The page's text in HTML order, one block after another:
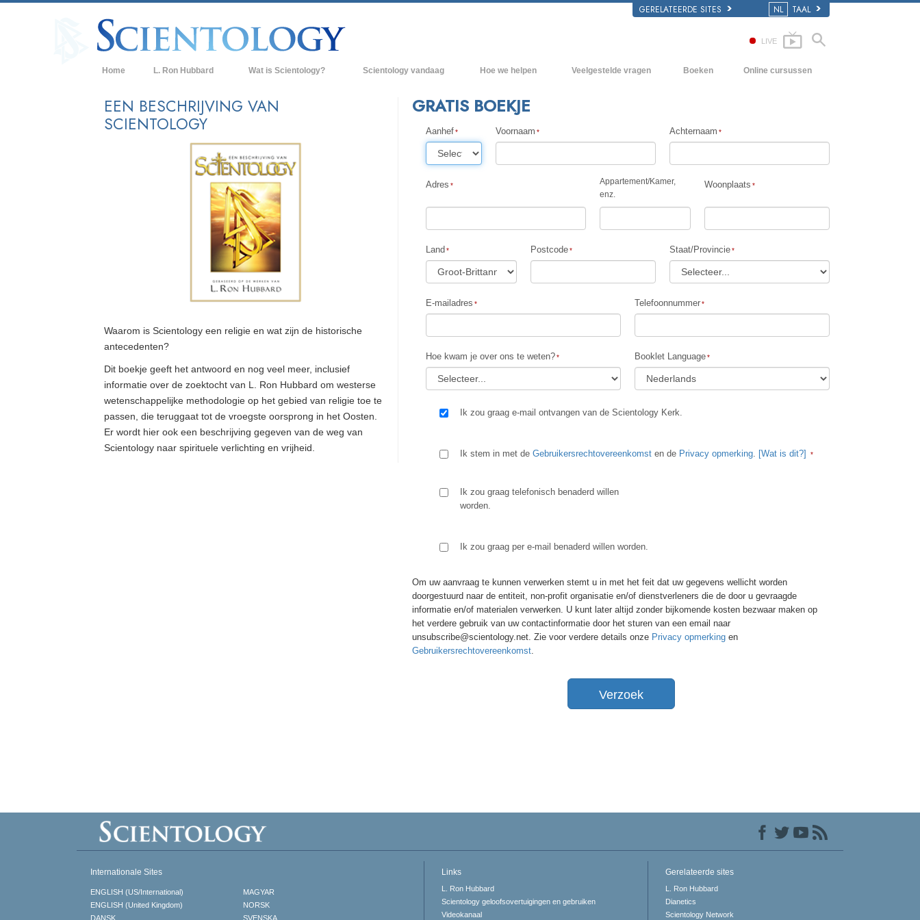
GERELATEERDE SITES NL TAAL
LIVE
Home L. Ron Hubbard Wat is Scientology?
Scientology
Maak kennis met een scientoloog
Binnen in een Kerk
De Grondbeginselen van Scientology
Een Inleiding tot Dianetics
Liefde en Haat –
Wat is Grootheid?
Scientology vandaag
Scientology beschikbaar maken voor de
David Miscavige - Kerkelijk Leider van
Hoe we helpen Veelgestelde vragen Boeken Online cursussen
Omgeving
Assisten voor Ziektes en Verwondingen
Het Huwelijk
Oplossingen voor het Drugsprobleem
Kinderen
Hulpmiddelen bij het Dagelijks Werk
Ethiek en de Condities
De Oorzaak van Onderdrukking
EEN BESCHRIJVING VAN
SCIENTOLOGY
Waarom is Scientology een religie en wat zijn de historische
antecedenten?
Dit boekje geeft het antwoord en nog veel meer, inclusief
informatie over de zoektocht van L. Ron Hubbard om westerse
wetenschappelijke methodologie op het gebied van religie toe te
passen, die teruggaat tot de vroegste oorsprong in het Oosten.
Er wordt hier ook een beschrijving gegeven van de weg van
Scientology naar spirituele verlichting en vrijheid.
GRATIS BOEKJE
Aanhef Voornaam Achternaam
Adres Appartement/Kamer,
enz.
Woonplaats
Land Postcode Staat/Provincie
E-mailadres Telefoonnummer
Hoe kwam je over ons te weten? Booklet Language
Ik zou graag e-mail ontvangen van de Scientology Kerk.
Ik stem in met de Gebruikersrechtovereenkomst en de Privacy opmerking. [Wat is dit?]
Ik zou graag telefonisch benaderd willen
worden.
Ik zou graag per e-mail benaderd willen worden.
Om uw aanvraag te kunnen verwerken stemt u in met het feit dat uw gegevens wellicht worden
doorgestuurd naar de entiteit, non-profit organisatie en/of dienstverleners die de door u gevraagde
informatie en/of materialen verwerken. U kunt later altijd zonder bijkomende kosten bezwaar maken op
het verdere gebruik van uw contactinformatie door het sturen van een email naar
unsubscribe@scientology.net. Zie voor verdere details onze Privacy opmerking en
Gebruikersrechtovereenkomst.
Verzoek
Internationale Sites
ENGLISH (US/International)
ENGLISH (United Kingdom)
DANSK
MAGYAR
NORSK
SVENSKA
Links
L. Ron Hubbard
Scientology geloofsovertuigingen en gebruiken
Videokanaal
Gerelateerde sites
L. Ron Hubbard
Dianetics
Scientology Network